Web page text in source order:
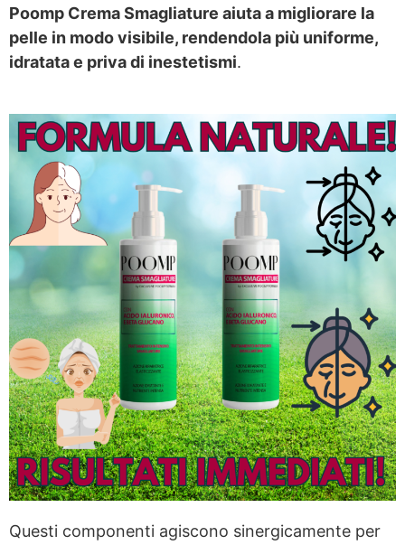
Poomp Crema Smagliature aiuta a migliorare la
pelle in modo visibile, rendendola più uniforme,
idratata e priva di inestetismi.
Questi componenti agiscono sinergicamente per